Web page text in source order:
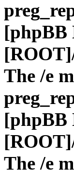
[phpBB
The /e
[phpBB
The /e